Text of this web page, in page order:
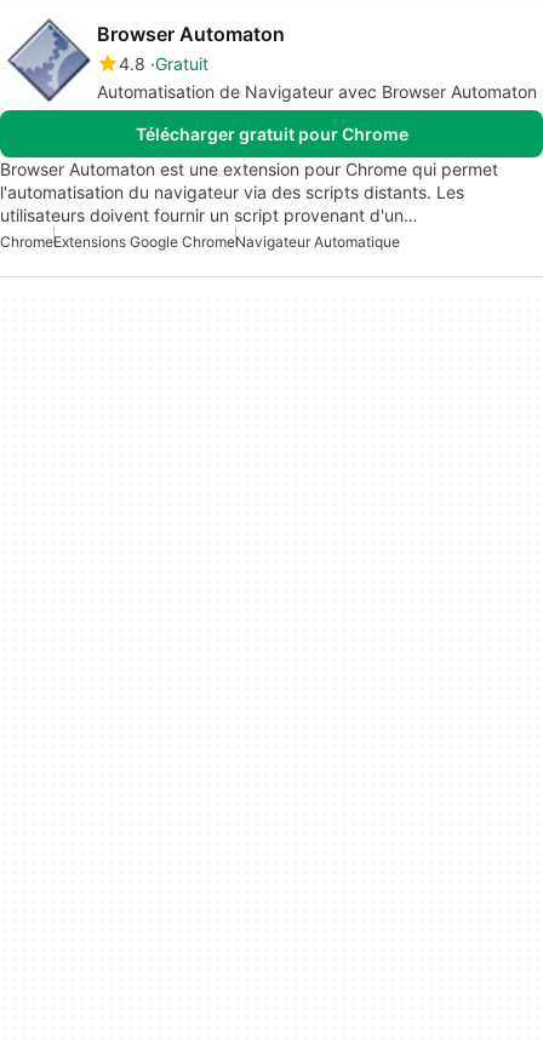
Browser Automaton
4.8 Gratuit
Automatisation de Navigateur avec Browser Automaton
Télécharger gratuit pour Chrome
Browser Automaton est une extension pour Chrome qui permet
l'automatisation du navigateur via des scripts distants. Les
utilisateurs doivent fournir un script provenant d'un…
ChromeExtensions Google ChromeNavigateur Automatique